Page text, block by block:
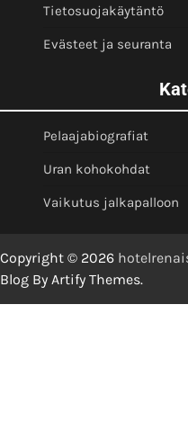
Tietosuojakäytäntö
Evästeet ja seuranta
Pelaajabiografiat
Uran kohokohdat
Vaikutus jalkapalloon
Copyright © 2026
Blog By Artify Themes.